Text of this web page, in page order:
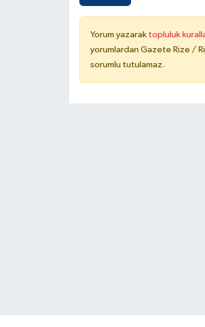
Yorum yazarak topluluk
yorumlardan Gazete Rize /
sorumlu tutulamaz.